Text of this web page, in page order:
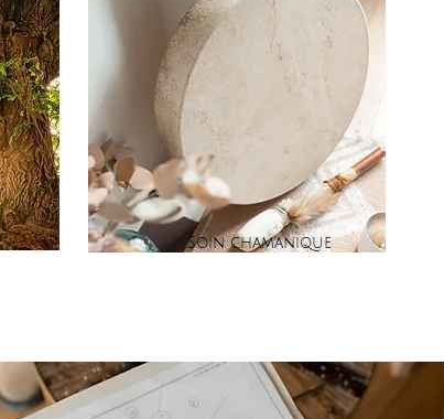
Soin chamanique